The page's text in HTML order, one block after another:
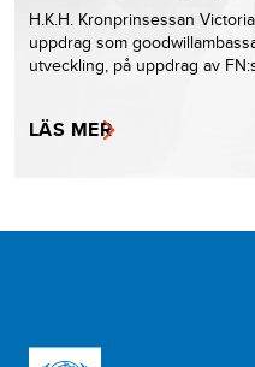
H.K.H. Kronprinsessan
uppdrag som
utveckling, på uppdrag av
LÄS MER